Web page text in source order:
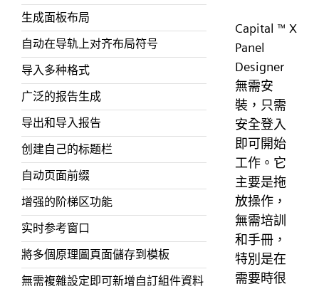
生成面板布局
自动在导轨上对齐布局符号
导入多种格式
广泛的报告生成
导出和导入报告
创建自己的标题栏
自动页面前缀
增强的阶梯区功能
实时参考窗口
將多個原理圖頁面儲存到模板
無需複雜設定即可新增自訂組件資料
Capital ™ X
Panel
Designer
無需安
裝，只需
安全登入
即可開始
工作。它
主要是拖
放操作，
無需培訓
和手冊，
特別是在
需要時很